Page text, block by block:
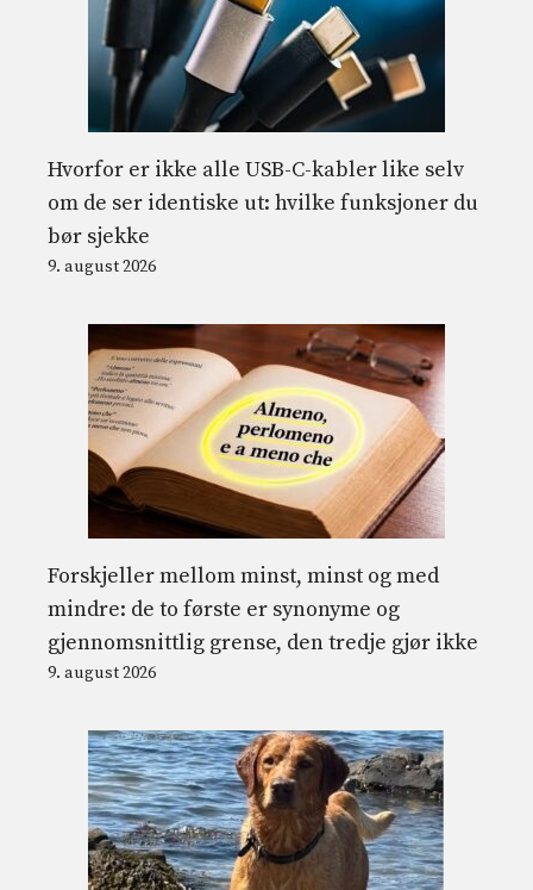
Hvorfor er ikke alle USB-C-kabler like selv
om de ser identiske ut: hvilke funksjoner du
bør sjekke
9. august 2026
Forskjeller mellom minst, minst og med
mindre: de to første er synonyme og
gjennomsnittlig grense, den tredje gjør ikke
9. august 2026